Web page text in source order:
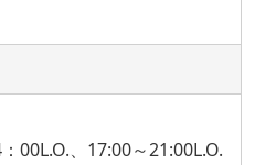
00L.O.、17:00～21:00L.O.